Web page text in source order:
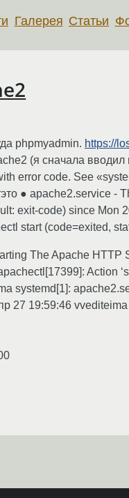
Галерея Статьи
phpmyadmin. https://
(я сначала
error code. See
● apache2.service -
exit-code) since Mon
start (code=exited,
The Apache
Action
systemd[1]:
27 19:59:46